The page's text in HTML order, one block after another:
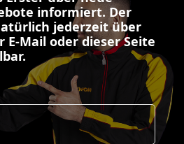
informiert. Der
jederzeit über
E-Mail oder dieser Seite